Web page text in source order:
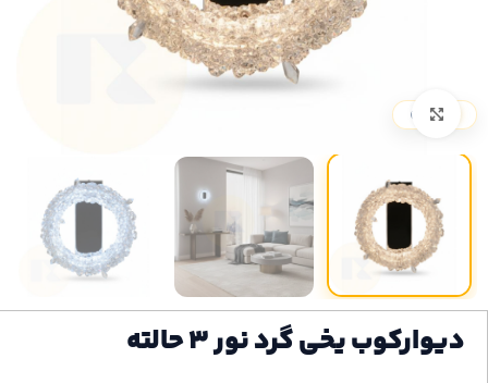
بزرگنمایی تصویر
دیوارکوب یخی گرد نور 3 حالته